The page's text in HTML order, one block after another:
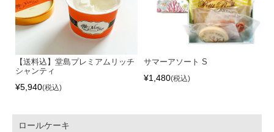
【送料込】堂島プレミアムリッチ
シャンティ
¥5,940 税込
サマーアソート S
¥1,480 税込
ロールケーキ